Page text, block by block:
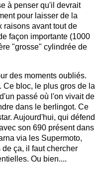
à penser qu'il devrait
pour laisser de la
raisons avant tout de
façon importante (1000
"grosse" cylindrée de
des moments oubliés.
Ce bloc, le plus gros de la
passé où l'on vivait de
dans le berlingot. Ce
Aujourd'hui, qui défend
son 690 présent dans
via les Supermoto,
ça, il faut chercher
Ou bien....